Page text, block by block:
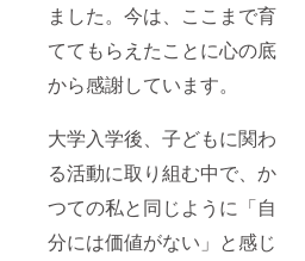
ました。今は、ここまで育
ててもらえたことに心の底
から感謝しています。
大学入学後、子どもに関わ
る活動に取り組む中で、か
つての私と同じように「自
分には価値がない」と感じ